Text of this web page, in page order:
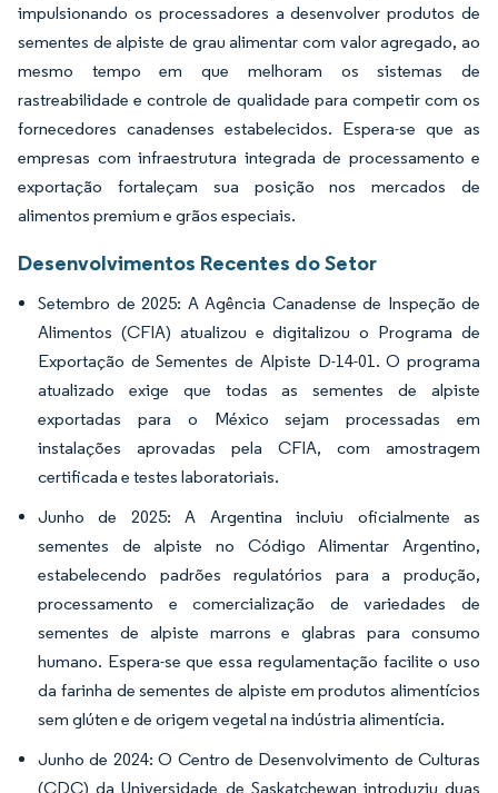
impulsionando os processadores a desenvolver produtos de
sementes de alpiste de grau alimentar com valor agregado, ao
mesmo tempo em que melhoram os sistemas de
rastreabilidade e controle de qualidade para competir com os
fornecedores canadenses estabelecidos. Espera-se que as
empresas com infraestrutura integrada de processamento e
exportação fortaleçam sua posição nos mercados de
alimentos premium e grãos especiais.
Desenvolvimentos Recentes do Setor
Setembro de 2025: A Agência Canadense de Inspeção de
Alimentos (CFIA) atualizou e digitalizou o Programa de
Exportação de Sementes de Alpiste D-14-01. O programa
atualizado exige que todas as sementes de alpiste
exportadas para o México sejam processadas em
instalações aprovadas pela CFIA, com amostragem
certificada e testes laboratoriais.
Junho de 2025: A Argentina incluiu oficialmente as
sementes de alpiste no Código Alimentar Argentino,
estabelecendo padrões regulatórios para a produção,
processamento e comercialização de variedades de
sementes de alpiste marrons e glabras para consumo
humano. Espera-se que essa regulamentação facilite o uso
da farinha de sementes de alpiste em produtos alimentícios
sem glúten e de origem vegetal na indústria alimentícia.
Junho de 2024: O Centro de Desenvolvimento de Culturas
(CDC) da Universidade de Saskatchewan introduziu duas